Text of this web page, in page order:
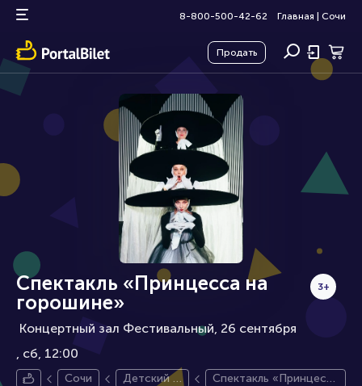
8-800-500-42-62 Главная Сочи
Продать
Спектакль «Принцесса на
горошине»
Концертный зал Фестивальный, 26 сентября
3+
сб, 12:00
Сочи
Детский с
Спектакль «Принцесс